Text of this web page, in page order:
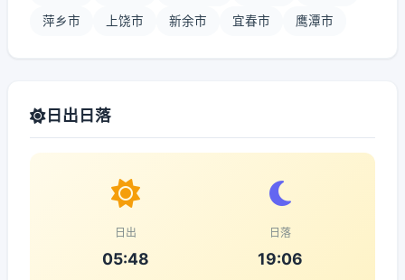
萍乡市 上饶市 新余市 宜春市 鹰潭市
日出日落
日出
05:48
日落
19:06